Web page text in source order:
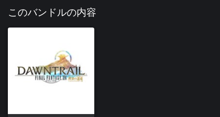
このバンドルの内容